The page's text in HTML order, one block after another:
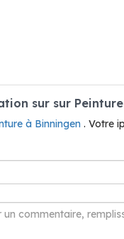
sur sur
à Binningen . Votre